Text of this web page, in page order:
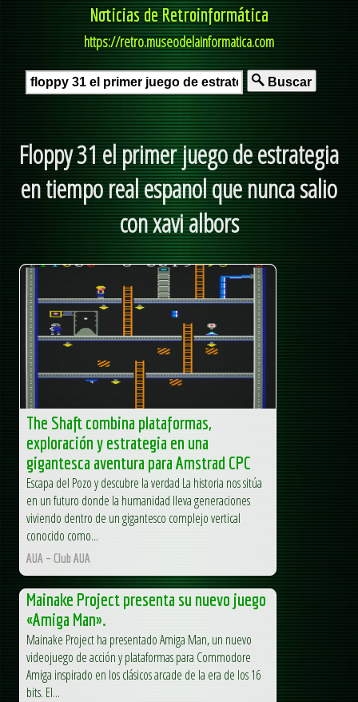
Noticias de Retroinformática
https://retro.museodelainformatica.com
Buscar
Floppy 31 el primer juego de estrategia
en tiempo real espanol que nunca salio
con xavi albors
The Shaft combina plataformas,
exploración y estrategia en una
gigantesca aventura para Amstrad CPC
Escapa del Pozo y descubre la verdad La historia nos sitúa
en un futuro donde la humanidad lleva generaciones
viviendo dentro de un gigantesco complejo vertical
conocido como...
AUA – Club AUA
Mainake Project presenta su nuevo juego
«Amiga Man».
Mainake Project ha presentado Amiga Man, un nuevo
videojuego de acción y plataformas para Commodore
Amiga inspirado en los clásicos arcade de la era de los 16
bits. El...